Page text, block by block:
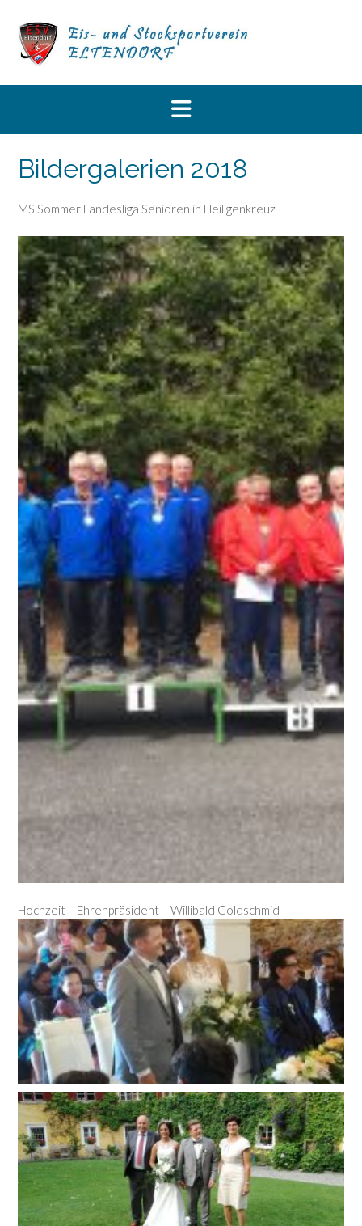
content
Bildergalerien 2018
MS Sommer Landesliga Senioren in Heiligenkreuz
Hochzeit – Ehrenpräsident – Willibald Goldschmid